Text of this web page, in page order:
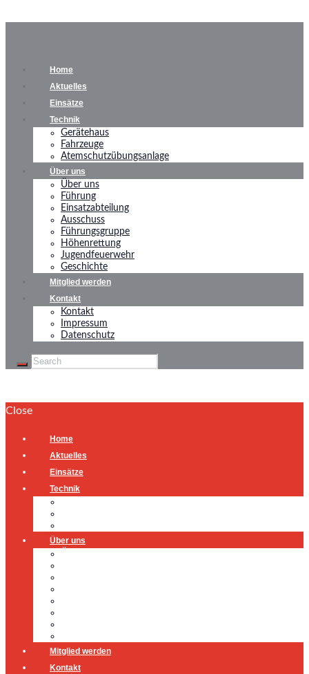
Home
Aktuelles
Einsätze
Technik
Gerätehaus
Fahrzeuge
Atemschutzübungsanlage
Über uns
Über uns
Führung
Einsatzabteilung
Ausschuss
Führungsgruppe
Höhenrettung
Jugendfeuerwehr
Geschichte
Mitglied werden
Kontakt
Kontakt
Impressum
Datenschutz
Close
Home
Aktuelles
Einsätze
Technik
Über uns
Mitglied werden
Kontakt